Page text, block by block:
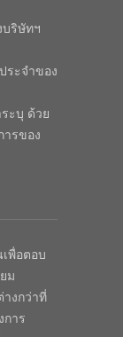
บริษัทฯ
ระจำของ
ะบุ ด้วย
ารของ
พื่อตอบ
ม
งกว่าที่
การ